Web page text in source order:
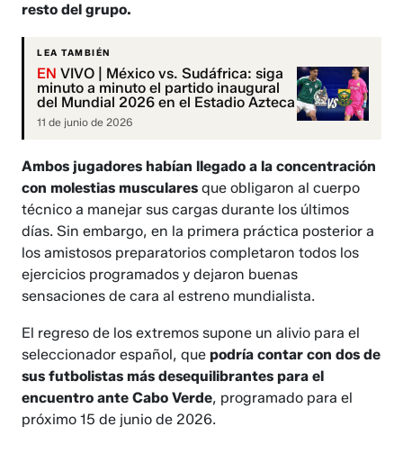
resto del grupo.
LEA TAMBIÉN
EN VIVO | México vs. Sudáfrica: siga
minuto a minuto el partido inaugural
del Mundial 2026 en el Estadio Azteca
11 de junio de 2026
Ambos jugadores habían llegado a la concentración
con molestias musculares que obligaron al cuerpo
técnico a manejar sus cargas durante los últimos
días. Sin embargo, en la primera práctica posterior a
los amistosos preparatorios completaron todos los
ejercicios programados y dejaron buenas
sensaciones de cara al estreno mundialista.
El regreso de los extremos supone un alivio para el
seleccionador español, quepodría contar con dos de
sus futbolistas más desequilibrantes para el
encuentro ante Cabo Verde, programado para el
próximo 15 de junio de 2026.